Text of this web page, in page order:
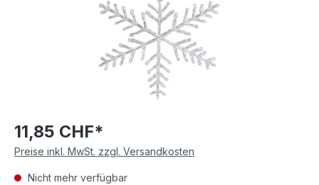
11,85 CHF*
Preise inkl. MwSt. zzgl. Versandkosten
Nicht mehr verfügbar